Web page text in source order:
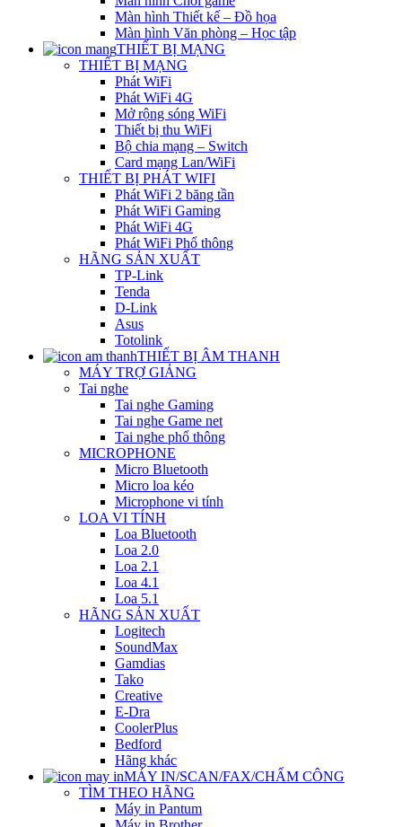
Màn hình Thiết kế – Đồ họa
Màn hình Văn phòng – Học tập
THIẾT BỊ MẠNG
THIẾT BỊ MẠNG
Phát WiFi
Phát WiFi 4G
Mở rộng sóng WiFi
Thiết bị thu WiFi
Bộ chia mạng – Switch
Card mạng Lan/WiFi
THIẾT BỊ PHÁT WIFI
Phát WiFi 2 băng tần
Phát WiFi Gaming
Phát WiFi 4G
Phát WiFi Phổ thông
HÃNG SẢN XUẤT
TP-Link
Tenda
D-Link
Asus
Totolink
THIẾT BỊ ÂM THANH
MÁY TRỢ GIẢNG
Tai nghe
Tai nghe Gaming
Tai nghe Game net
Tai nghe phổ thông
MICROPHONE
Micro Bluetooth
Micro loa kéo
Microphone vi tính
LOA VI TÍNH
Loa Bluetooth
Loa 2.0
Loa 2.1
Loa 4.1
Loa 5.1
HÃNG SẢN XUẤT
Logitech
SoundMax
Gamdias
Tako
Creative
E-Dra
CoolerPlus
Bedford
Hãng khác
MÁY IN/SCAN/FAX/CHẤM CÔNG
TÌM THEO HÃNG
Máy in Pantum